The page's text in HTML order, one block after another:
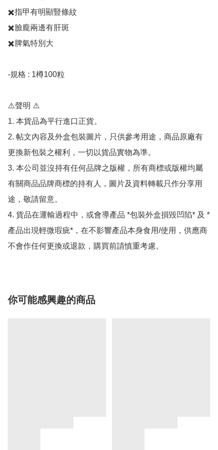
✖️指甲有明顯豎條紋
✖️臉龐兩邊有肝斑
✖️脾氣特別大
-規格 : 1樽100粒
⚠️聲明 ⚠️
1. 本貨品為平行進口正貨。
2. 帖文內容及外盒包裝圖片，只供參考用途，商品原廠有
更換新包裝之權利，一切以貨品實物為準。
3. 本公司並沒持有任何品牌之版權，所有商標或版權均屬
有關商品品牌商標的持有人，圖片及資料轉載只作分享用
途，敬請留意。
4. 貨品在運輸過程中，或會導產品 *包裝外盒損毀凹陷* 及 *
產品出現輕微瑕疵*，在不影響產品本身食用/使用，供應商
不會作任何更換或退款，購買前請慎重考慮。
你可能感興趣的商品